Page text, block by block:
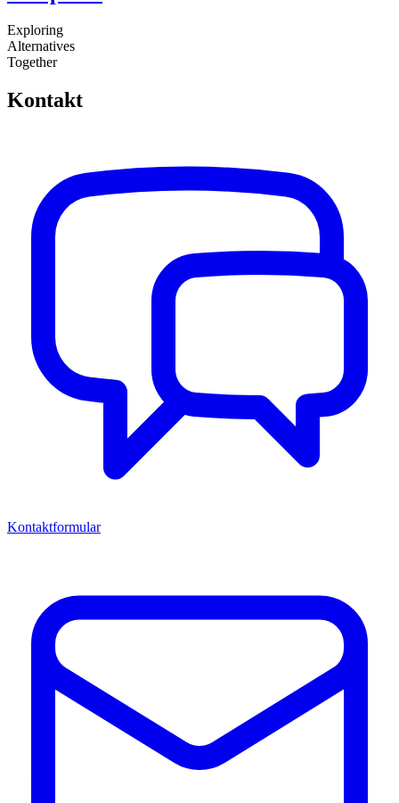
Exploring
Alternatives
Together
Kontakt
Kontaktformular